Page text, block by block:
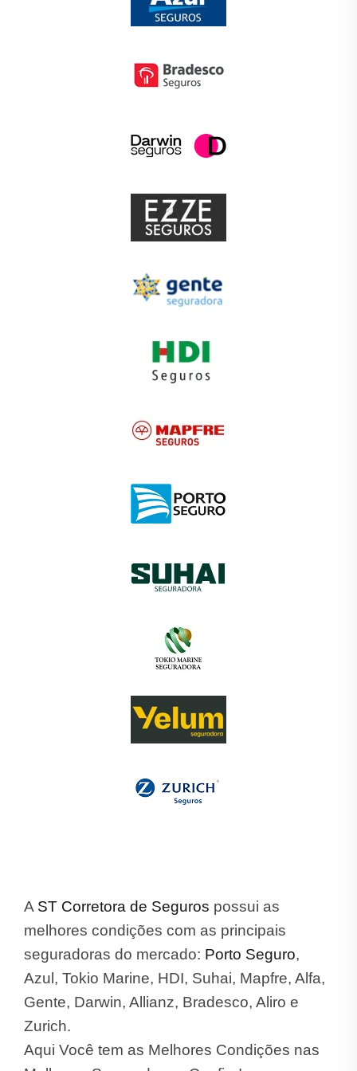
A ST Corretora de Seguros possui as
melhores condições com as principais
seguradoras do mercado: Porto Seguro,
Azul, Tokio Marine, HDI, Suhai, Mapfre, Alfa,
Gente, Darwin, Allianz, Bradesco, Aliro e
Zurich.
Aqui Você tem as Melhores Condições nas